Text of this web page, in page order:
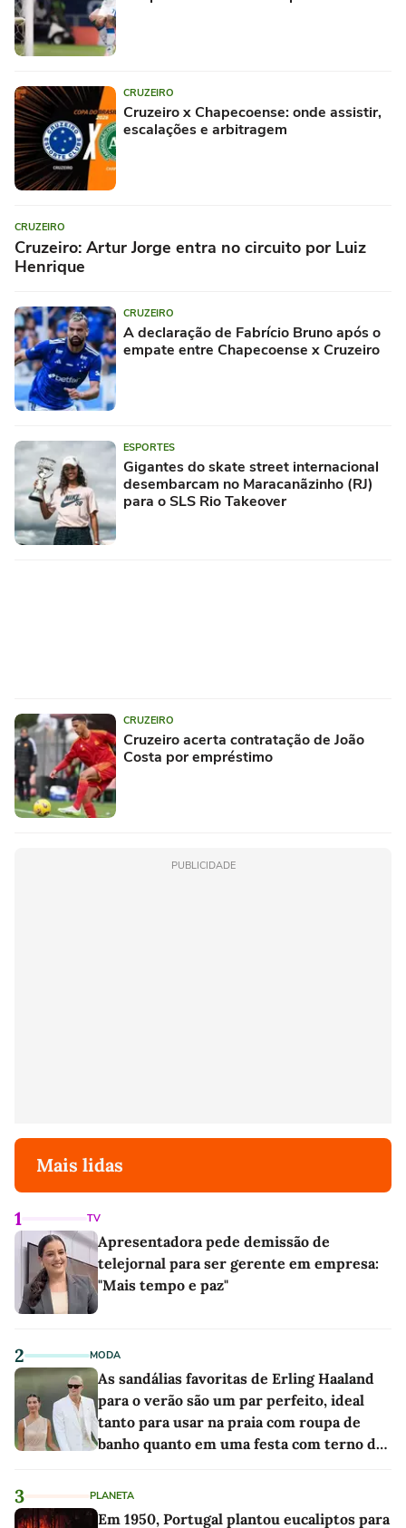
CRUZEIRO
Cruzeiro x Chapecoense: onde assistir,
escalações e arbitragem
CRUZEIRO
Cruzeiro: Artur Jorge entra no circuito por Luiz
Henrique
CRUZEIRO
A declaração de Fabrício Bruno após o
empate entre Chapecoense x Cruzeiro
ESPORTES
Gigantes do skate street internacional
desembarcam no Maracanãzinho (RJ)
para o SLS Rio Takeover
CRUZEIRO
Cruzeiro acerta contratação de João
Costa por empréstimo
PUBLICIDADE
Mais lidas
1 TV
Apresentadora pede demissão de
telejornal para ser gerente em empresa:
"Mais tempo e paz"
2 MODA
As sandálias favoritas de Erling Haaland
para o verão são um par perfeito, ideal
tanto para usar na praia com roupa de
banho quanto em uma festa com terno de
3 PLANETA
Em 1950, Portugal plantou eucaliptos para